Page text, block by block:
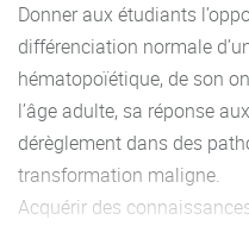
- Les fonctions non
réparation tissulaire,
- Les pathologies
hémolyses
constitutionnelles, la
Donner aux étudiants
différenciation normale
hématopoïétique, de son
l’âge adulte, sa réponse
dérèglement dans des
transformation maligne.
Acquérir des